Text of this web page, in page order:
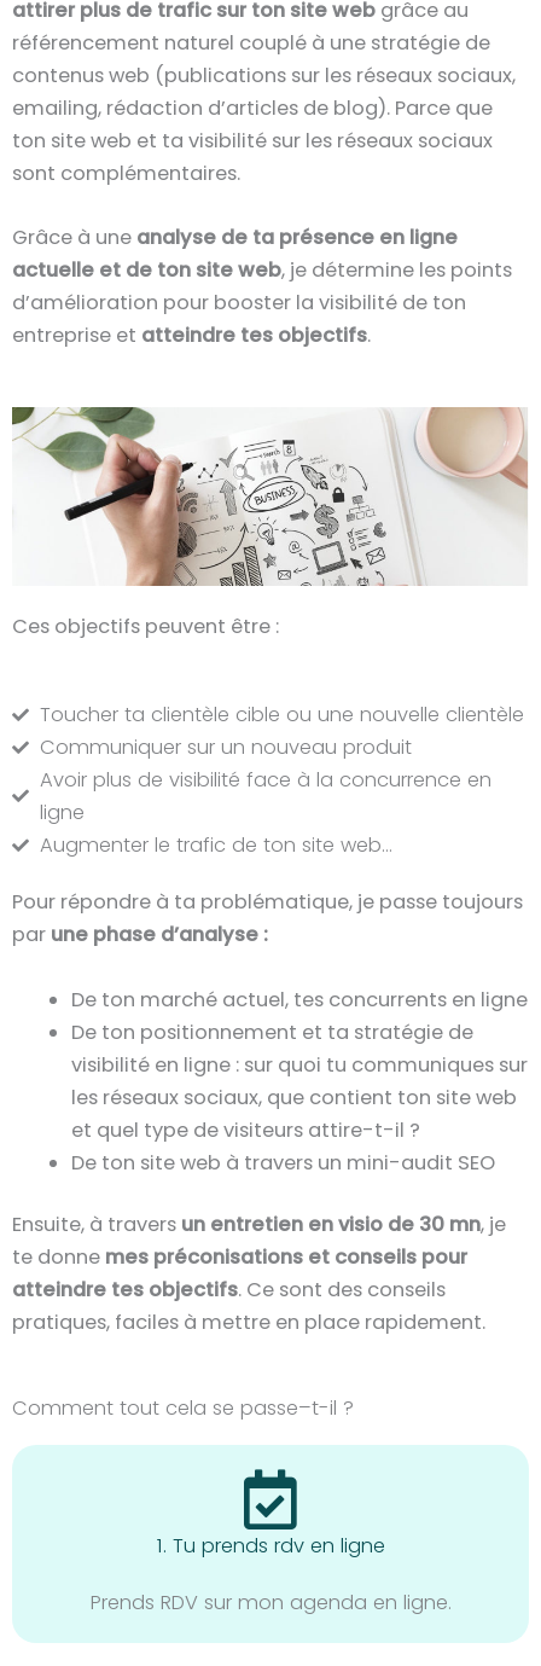
attirer plus de trafic sur ton site web grâce au
référencement naturel couplé à une stratégie de
contenus web (publications sur les réseaux sociaux,
emailing, rédaction d’articles de blog). Parce que
ton site web et ta visibilité sur les réseaux sociaux
sont complémentaires.
Grâce à une analyse de ta présence en ligne
actuelle et de ton site web, je détermine les points
d’amélioration pour booster la visibilité de ton
entreprise et atteindre tes objectifs.
Ces objectifs peuvent être :
Toucher ta clientèle cible ou une nouvelle clientèle
Communiquer sur un nouveau produit
Avoir plus de visibilité face à la concurrence en
ligne
Augmenter le trafic de ton site web…
Pour répondre à ta problématique, je passe toujours
par une phase d’analyse :
De ton marché actuel, tes concurrents en ligne
De ton positionnement et ta stratégie de
visibilité en ligne : sur quoi tu communiques sur
les réseaux sociaux, que contient ton site web
et quel type de visiteurs attire-t-il ?
De ton site web à travers un mini-audit SEO
Ensuite, à travers un entretien en visio de 30 mn, je
te donne mes préconisations et conseils pour
atteindre tes objectifs. Ce sont des conseils
pratiques, faciles à mettre en place rapidement.
Comment tout cela se passe–t-il ?
1. Tu prends rdv en ligne
Prends RDV sur mon agenda en ligne.